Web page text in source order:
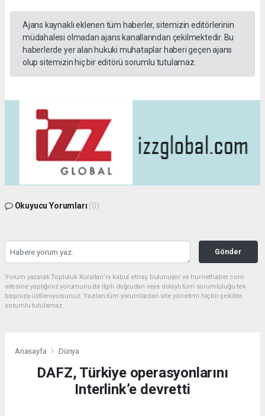
Ajans kaynaklı eklenen tüm haberler, sitemizin editörlerinin
müdahalesi olmadan ajans kanallarından çekilmektedir. Bu
haberlerde yer alan hukuki muhataplar haberi geçen ajans
olup sitemizin hiç bir editörü sorumlu tutulamaz.
Okuyucu Yorumları (0)
Gönder
Yorum yazarak Topluluk Kuralları’nı kabul etmiş bulunuyor ve hurnethaber.com
sitesine yaptığınız yorumunuzla ilgili doğrudan veya dolaylı tüm sorumluluğu tek
başınıza üstleniyorsunuz. Yazılan tüm yorumlardan site yönetimi hiçbir şekilde
sorumlu tutulamaz.
Anasayfa Dünya
DAFZ, Türkiye operasyonlarını
Interlink’e devretti